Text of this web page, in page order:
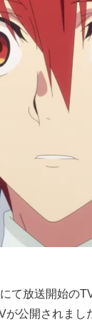
て放送開始の
が公開されまし